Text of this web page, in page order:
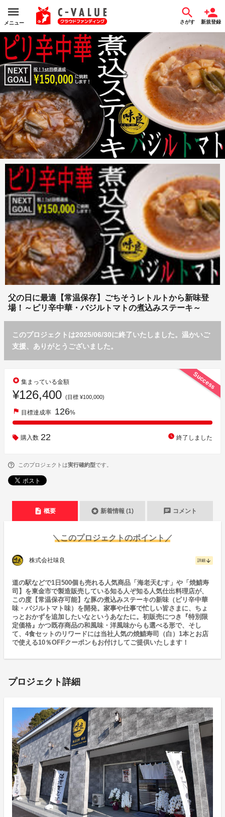
メニュー さがす 新規登録
父の日に最適【常温保存】ごちそうレトルトから新味登
場！～ピリ辛中華・バジルトマトの煮込みステーキ～
このプロジェクトは2025/06/30に終了いたしました。温かいご
支援、ありがとうございました。
Success
stars 集まっている金額
¥126,400 (目標 ¥100,000)
flag 目標達成率 126%
購入数 22 watch_later 終了しました
このプロジェクトは実行確約型です。
description 概要 stars 新着情報 (1) chat コメント
＼このプロジェクトのポイント／
株式会社味良 詳細 arrow_downward
道の駅などで1日500個も売れる人気商品「海老天むす」や「焼鯖寿
司】を東金市で製造販売している知る人ぞ知る人気仕出料理店が、
この度【常温保存可能】な豚の煮込みステーキの新味（ピリ辛中華
味・バジルトマト味）を開発。家事や仕事で忙しい皆さまに、ちょ
っとおかずを追加したいなというあなたに。初販売につき『特別限
定価格』かつ既存商品の和風味・洋風味からも選べる形で、そし
て、4食セットのリワードには当社人気の焼鯖寿司（白）1本とお店
で使える10％OFFクーポンもお付けしてご提供いたします！
プロジェクト詳細